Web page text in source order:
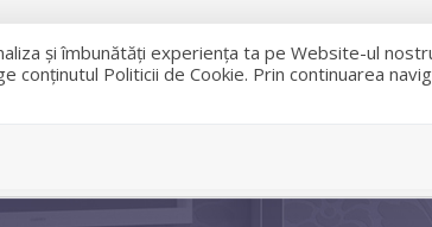
și îmbunătăți experiența ta pe Website-ul
conținutul Politicii de Cookie. Prin continuarea